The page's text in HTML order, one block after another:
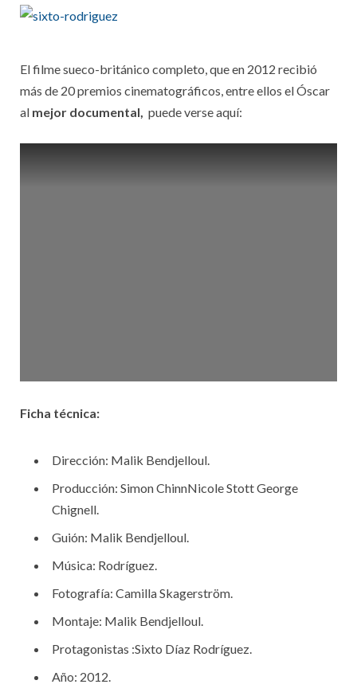
El filme sueco-británico completo, que en 2012 recibió
más de 20 premios cinematográficos, entre ellos el Óscar
al mejor documental, puede verse aquí:
Ficha técnica:
Dirección: Malik Bendjelloul.
Producción: Simon ChinnNicole Stott George
Chignell.
Guión: Malik Bendjelloul.
Música: Rodríguez.
Fotografía: Camilla Skagerström.
Montaje: Malik Bendjelloul.
Protagonistas :Sixto Díaz Rodríguez.
Año: 2012.